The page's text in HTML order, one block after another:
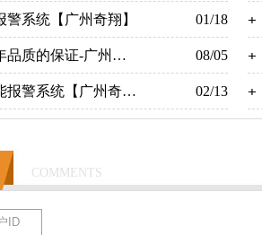
系统【广州奇翔】 01/18
品质的保证-广州奇 08/05
报警系统【广州奇 02/13
COMMENTS